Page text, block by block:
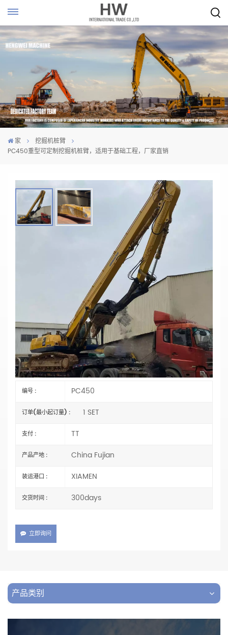
家
挖掘机桩臂
PC450重型可定制挖掘机桩臂，适用于基础工程，厂家直销
PC450重型可定制挖掘机桩臂，适用于基础工
类型：打桩挖掘机臂
Q355B 或 Q690D
状态：全新
臂式气缸类型：外贸类型（外国）
规格：OEM
水桶容量：选择
认证：CE、ISO9001:2000
编号 : PC450
订单(最小起订量) : 1 SET
支付 : TT
产品产地 : China Fujian
装运港口 : XIAMEN
交货时间 : 300days
立即询问
产品类别